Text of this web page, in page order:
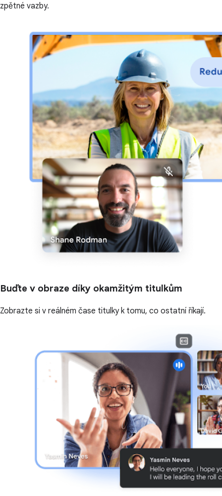
zpětné vazby.
Buďte v obraze díky okamžitým titulkům
Zobrazte si v reálném čase titulky k tomu, co ostatní říkají.